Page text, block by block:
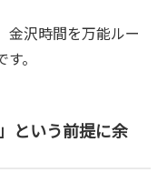
金沢時間を万能ルー
。
という前提に余